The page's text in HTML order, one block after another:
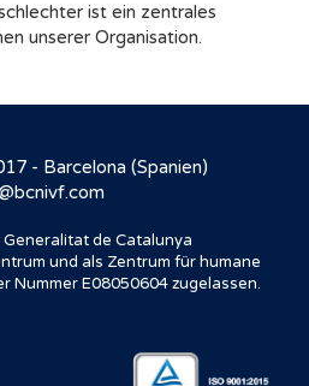
ist ein zentrales
unserer Organisation.
- Barcelona (Spanien)
de Catalunya
und als Zentrum für humane
Nummer E08050604 zugelassen.